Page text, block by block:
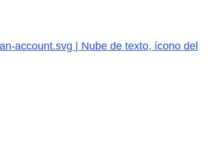
account.svg | Nube de texto, ícono del